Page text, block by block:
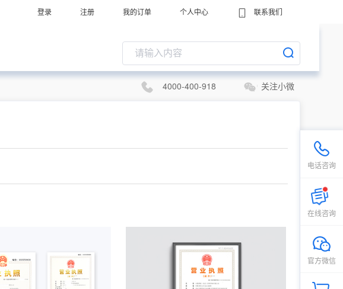
登录 注册 我的订单 个人中心 联系我们
4000-400-918 关注小微
电话咨询
在线咨询
官方微信